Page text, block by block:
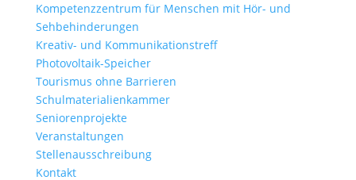
Kompetenzzentrum für Menschen mit Hör- und
Sehbehinderungen
Kreativ- und Kommunikationstreff
Photovoltaik-Speicher
Tourismus ohne Barrieren
Schulmaterialienkammer
Seniorenprojekte
Veranstaltungen
Stellenausschreibung
Kontakt